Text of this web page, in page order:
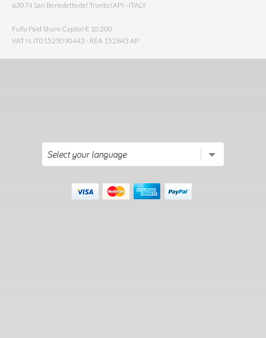
63074 San Benedetto del Tronto (AP) - ITALY
Fully Paid Share Capital € 10.200
VAT N. IT01525090443 - REA 152843 AP